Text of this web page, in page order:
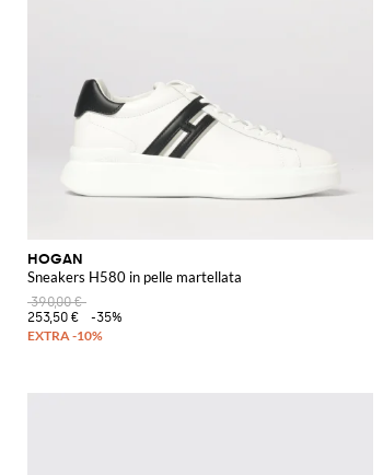
HOGAN
Sneakers H580 in pelle martellata
390,00 €
253,50 €
-35%